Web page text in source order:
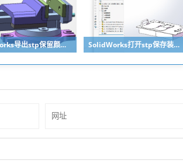
SolidWorks导出stp保留颜色的关键两点要做到 SolidWorks打开stp保存装配体子零件没有保存怎么办？